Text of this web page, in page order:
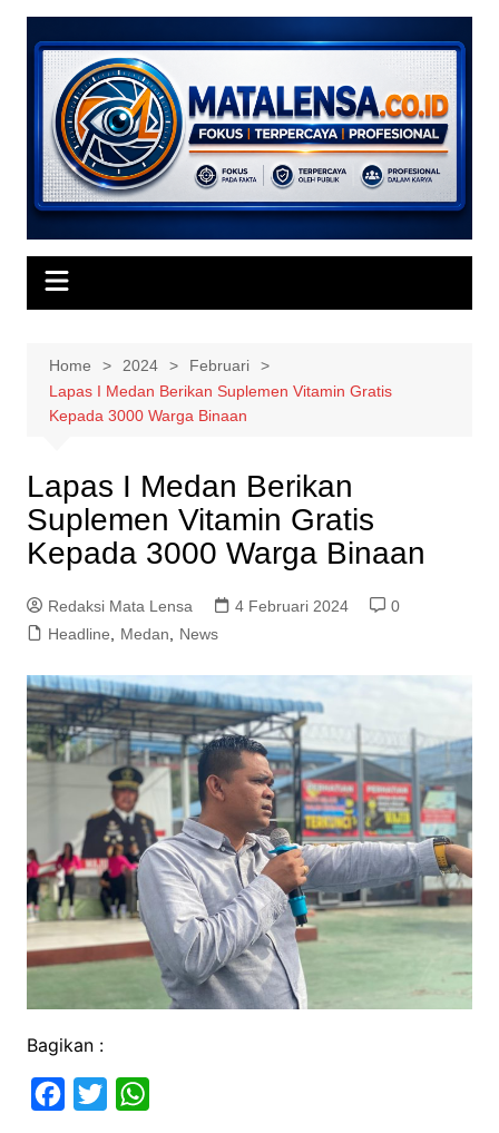
Skip
content
Home 2024
Februari
Lapas I Medan Berikan Suplemen Vitamin Gratis
Kepada 3000 Warga Binaan
Lapas I Medan Berikan
Suplemen Vitamin Gratis
Kepada 3000 Warga Binaan
Redaksi Mata Lensa 4 Februari 2024
0
Headline
Medan News
Bagikan :